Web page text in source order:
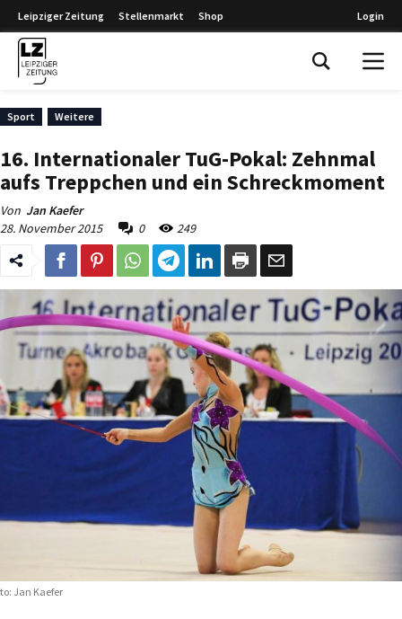
Leipziger Zeitung Stellenmarkt Shop Login
Sport Weitere
16. Internationaler TuG-Pokal: Zehnmal
aufs Treppchen und ein Schreckmoment
Von Jan Kaefer
28. November 2015
0 249
Jan Kaefer